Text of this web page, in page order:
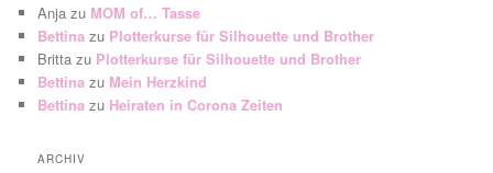
Anja zu MOM of… Tasse
Bettina zu Plotterkurse für Silhouette und Brother
Britta zu Plotterkurse für Silhouette und Brother
Bettina zu Mein Herzkind
Bettina zu Heiraten in Corona Zeiten
ARCHIV